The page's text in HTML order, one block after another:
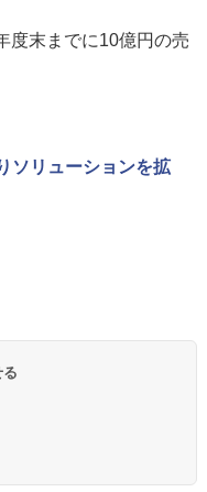
度末までに10億円の売
ソリューションを拡